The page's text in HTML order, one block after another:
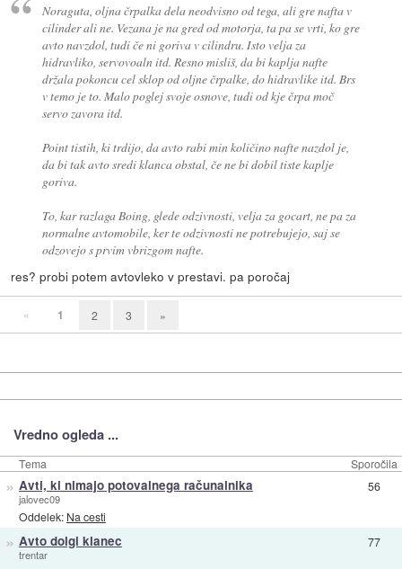
Noraguta, oljna črpalka dela neodvisno od tega, ali gre nafta v
cilinder ali ne. Vezana je na gred od motorja, ta pa se vrti, ko gre
avto navzdol, tudi če ni goriva v cilindru. Isto velja za
hidravliko, servovoaln itd. Resno misliš, da bi kaplja nafte
držala pokoncu cel sklop od oljne črpalke, do hidravlike itd. Brs
v temo je to. Malo poglej svoje osnove, tudi od kje črpa moč
servo zavora itd.
Point tistih, ki trdijo, da avto rabi min količino nafte nazdol je,
da bi tak avto sredi klanca obstal, če ne bi dobil tiste kaplje
goriva.
To, kar razlaga Boing, glede odzivnosti, velja za gocart, ne pa za
normalne avtomobile, ker te odzivnosti ne potrebujejo, saj se
odzovejo s prvim vbrizgom nafte.
res? probi potem avtovleko v prestavi. pa poročaj
« 1 2 3 »
Vredno ogleda ...
Tema Sporočila
» Avti, ki nimajo potovalnega računalnika
jalovec09
Oddelek: Na cesti
56
» Avto dolgi klanec
trentar
77